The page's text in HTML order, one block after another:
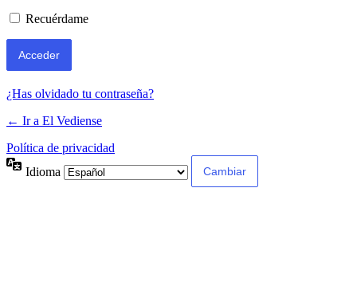
Recuérdame
¿Has olvidado tu contraseña?
← Ir a El Vediense
Política de privacidad
Idioma